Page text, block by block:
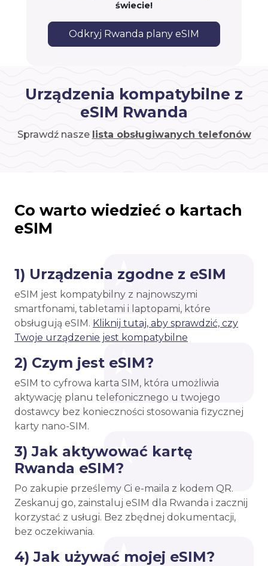
świecie!
Odkryj Rwanda plany eSIM
Urządzenia kompatybilne z
eSIM Rwanda
Sprawdź nasze lista obsługiwanych telefonów
Co warto wiedzieć o kartach
eSIM
1) Urządzenia zgodne z eSIM
eSIM jest kompatybilny z najnowszymi
smartfonami, tabletami i laptopami, które
obsługują eSIM. Kliknij tutaj, aby sprawdzić, czy
Twoje urządzenie jest kompatybilne
2) Czym jest eSIM?
eSIM to cyfrowa karta SIM, która umożliwia
aktywację planu telefonicznego u twojego
dostawcy bez konieczności stosowania fizycznej
karty nano-SIM.
3) Jak aktywować kartę
Rwanda eSIM?
Po zakupie prześlemy Ci e-maila z kodem QR.
Zeskanuj go, zainstaluj eSIM dla Rwanda i zacznij
korzystać z usługi. Bez zbędnej dokumentacji,
bez oczekiwania.
4) Jak używać mojej eSIM?